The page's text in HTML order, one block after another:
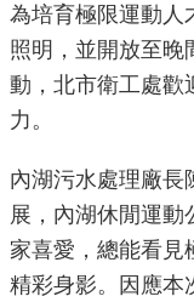
政
府
資
公
開
重
點
業
為培育極限運動人
照明，並開放至晚
動，北市衛工處歡
力。
內湖污水處理廠長
展，內湖休閒運動
家喜愛，總能看見
精彩身影。因應本